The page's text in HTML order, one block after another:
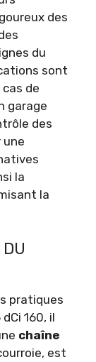
des
du
sont
de
garage
des
une
la
la
pratiques
160, il
chaîne
est